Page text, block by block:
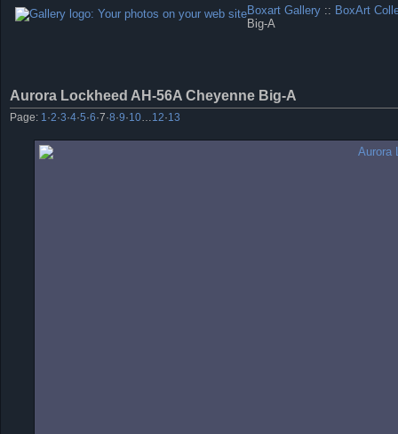
Boxart Gallery :: BoxArt
Big-A
Aurora Lockheed AH-56A Cheyenne Big-A
Page: 1 ·2·3·4·5·6·7·8·9·10 12·13